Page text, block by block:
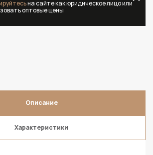
на сайте как юридическое лицо или
оптовые цены
Описание
Характеристики